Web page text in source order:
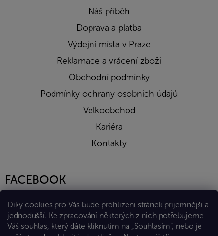
Díky cookies pro Vás bude prohlížení stránek příjemnější a
jednodušší. Ke zpracování některých z nich potřebujeme
Váš souhlas, který dáte kliknutím na „Souhlasím“, nebo je
Náš příběh
Doprava a platba
Výdejní místa v Praze
Reklamace a vrácení zboží
Obchodní podmínky
Podmínky ochrany osobních údajů
Velkoobchod
Kariéra
Kontakty
FACEBOOK